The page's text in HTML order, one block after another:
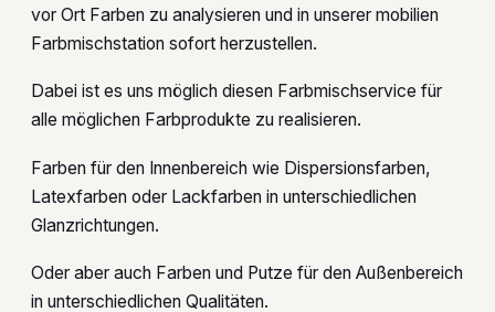
vor Ort Farben zu analysieren und in unserer mobilien
Farbmischstation sofort herzustellen.
Dabei ist es uns möglich diesen Farbmischservice für
alle möglichen Farbprodukte zu realisieren.
Farben für den Innenbereich wie Dispersionsfarben,
Latexfarben oder Lackfarben in unterschiedlichen
Glanzrichtungen.
Oder aber auch Farben und Putze für den Außenbereich
in unterschiedlichen Qualitäten.